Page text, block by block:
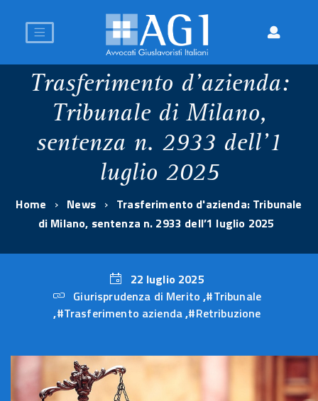
Trasferimento d'azienda:
Tribunale di Milano,
sentenza n. 2933 dell’1
luglio 2025
Home News
Trasferimento d'azienda: Tribunale
di Milano, sentenza n. 2933 dell’1 luglio 2025
22 luglio 2025
22
luglio
Giurisprudenza di Merito ,#Tribunale
,#Trasferimento azienda,#Retribuzione